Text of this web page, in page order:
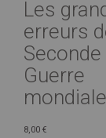
Les
erreurs
Seconde
Guerre
mondiale
8,00 €